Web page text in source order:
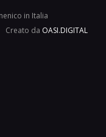
in Italia
Creato da OASI.DIGITAL